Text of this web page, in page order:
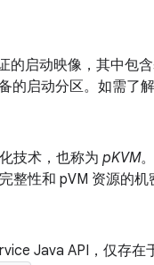
的启动映像，其中包
的启动分区。如需了
技术，也称为 pKVM
整性和 pVM 资源的机
Java API，仅存在